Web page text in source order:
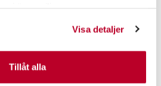
genom att aktivt skanna den för
(fingeravtryck)
dina personliga uppgifter
Visa detaljer
Tillåt alla